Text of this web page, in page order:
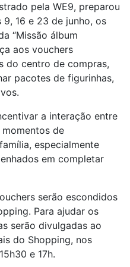
pela WE9, preparou
9, 16 e 23 de junho, os
“Missão álbum
aos vouchers
do centro de compras,
pacotes de figurinhas,
a interação entre
de
especialmente
em completar
serão escondidos
Para ajudar os
serão divulgadas ao
do Shopping, nos
e 17h.